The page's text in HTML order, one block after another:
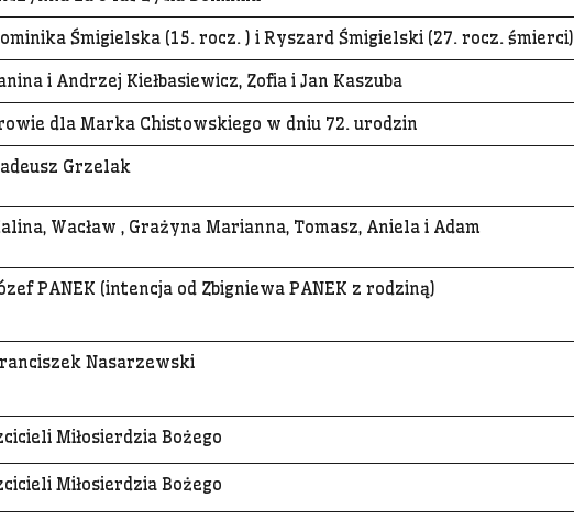
Śmigielska (15. rocz. ) i Ryszard Śmigielski (27. rocz. śmierci)
i Andrzej Kiełbasiewicz, Zofia i Jan Kaszuba
dla Marka Chistowskiego w dniu 72. urodzin
Grzelak
Wacław , Grażyna Marianna, Tomasz, Aniela i Adam
PANEK (intencja od Zbigniewa PANEK z rodziną)
Nasarzewski
Miłosierdzia Bożego
Miłosierdzia Bożego